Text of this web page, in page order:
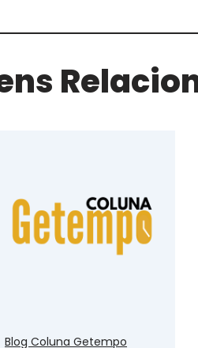
Blog Coluna Getempo